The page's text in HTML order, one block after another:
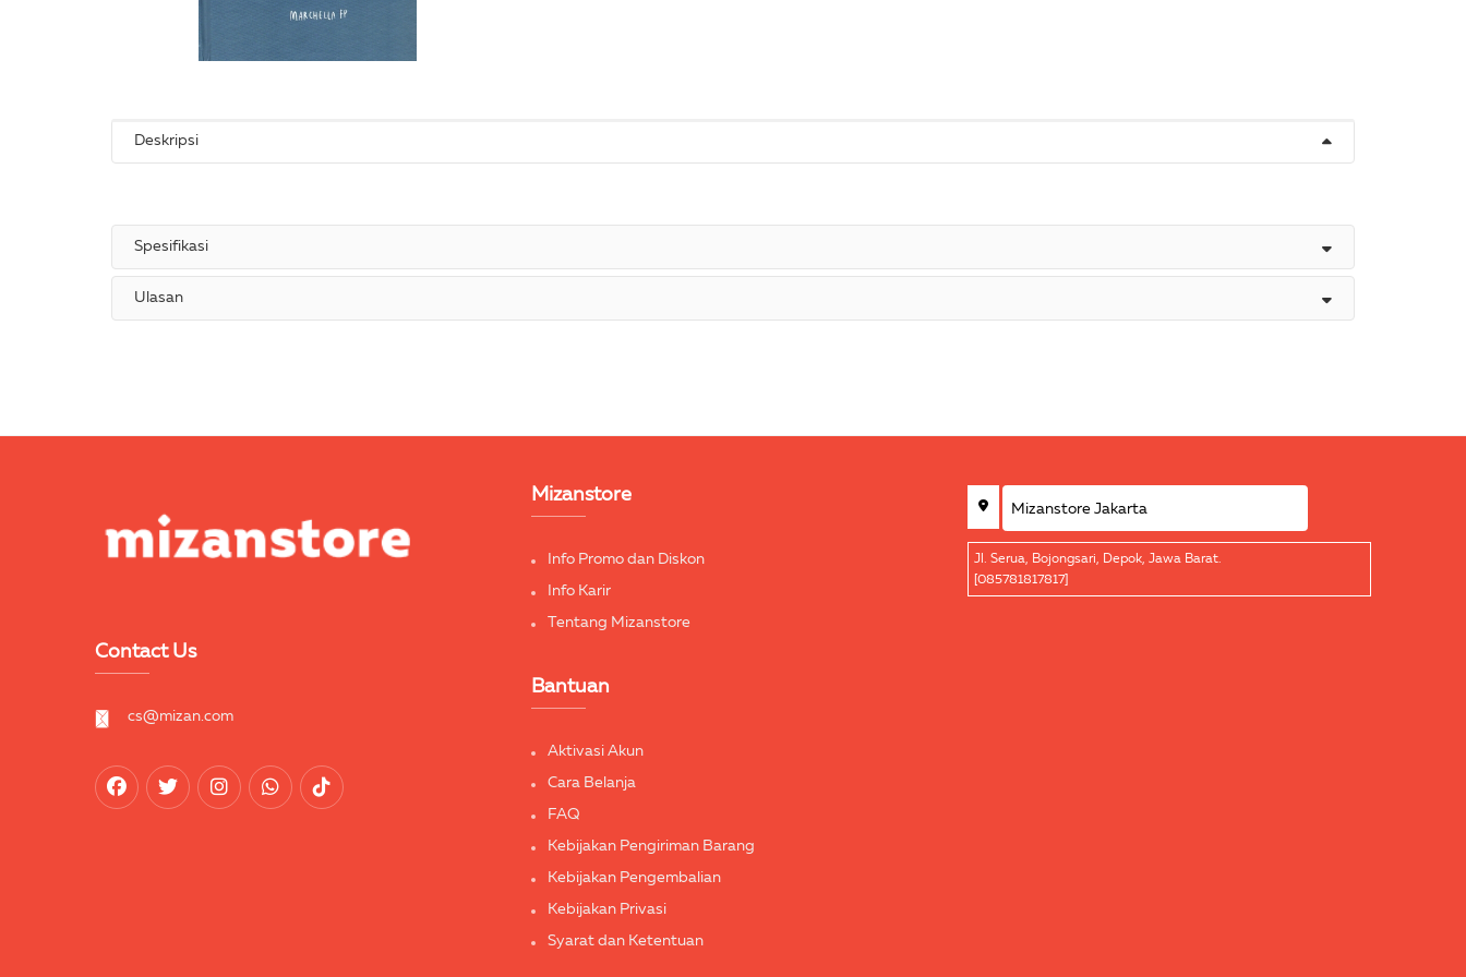
Deskripsi
Spesifikasi
Ulasan
Contact Us
cs@mizan.com
Mizanstore
Info Promo dan Diskon
Info Karir
Tentang Mizanstore
Bantuan
Aktivasi Akun
Cara Belanja
FAQ
Kebijakan Pengiriman Barang
Kebijakan Pengembalian
Kebijakan Privasi
Syarat dan Ketentuan
Jl. Serua, Bojongsari, Depok, Jawa Barat.
[085781817817]